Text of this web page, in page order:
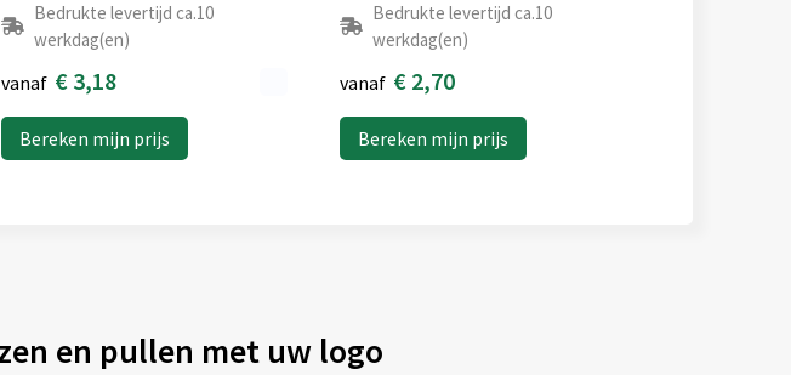
Bedrukte levertijd ca.10
werkdag(en)
vanaf € 3,18
Bereken mijn prijs
Bedrukte levertijd ca.10
werkdag(en)
vanaf € 2,70
Bereken mijn prijs
en pullen met uw logo